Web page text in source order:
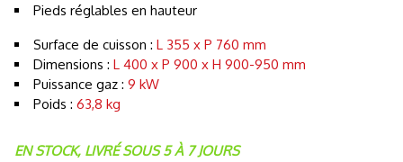
Pieds réglables en hauteur
Surface de cuisson : L 355 x P 760 mm
Dimensions : L 400 x P 900 x H 900-950 mm
Puissance gaz : 9 kW
Poids : 63,8 kg
EN STOCK, LIVRÉ SOUS 5 À 7 JOURS